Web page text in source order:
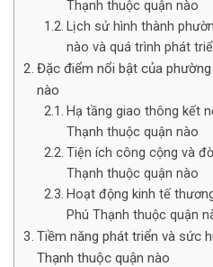
Thạnh thuộc quận nào
Lịch sử hình thành
nào và quá trình phát
Đặc điểm nổi bật của
nào
Hạ tầng giao thông kết
Thạnh thuộc quận nào
Tiện ích công cộng và
Thạnh thuộc quận nào
Hoạt động kinh tế
Phú Thạnh thuộc quận
Tiềm năng phát triển và sức
Thạnh thuộc quận nào